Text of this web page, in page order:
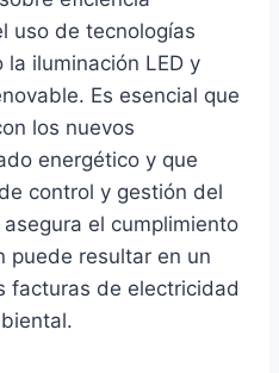
uso de tecnologías
iluminación LED y
Es esencial que
los nuevos
energético y que
control y gestión del
el cumplimiento
puede resultar en un
facturas de electricidad